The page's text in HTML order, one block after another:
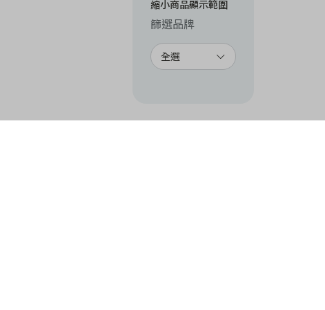
縮小商品顯示範圍
篩選品牌
全選